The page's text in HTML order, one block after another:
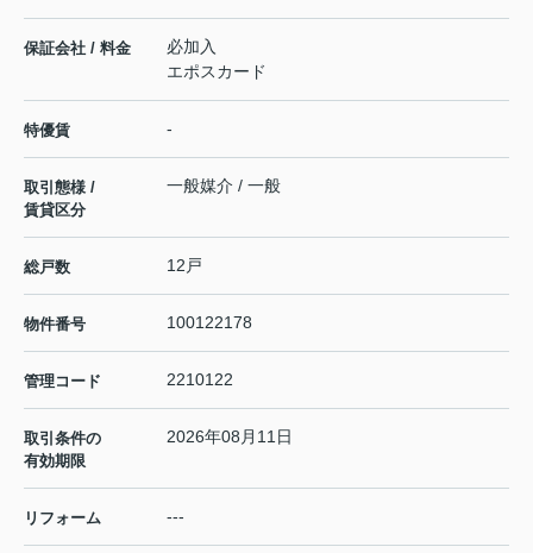
保証会社 / 料金
必加入
エポスカード
特優賃 -
取引態様 /
賃貸区分
一般媒介 / 一般
総戸数 12戸
物件番号 100122178
管理コード 2210122
取引条件の
有効期限
2026年08月11日
リフォーム ---